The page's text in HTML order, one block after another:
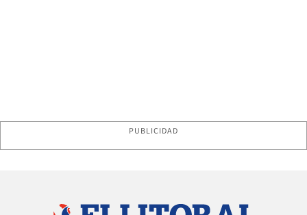
PUBLICIDAD